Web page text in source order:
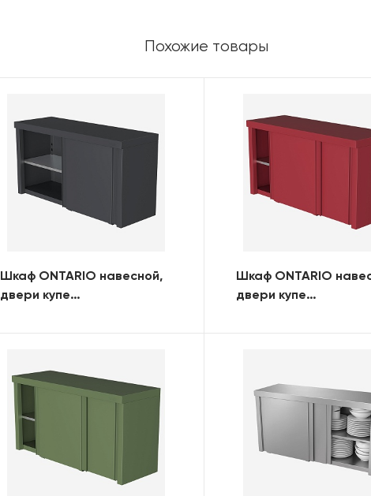
Похожие товары
Шкаф ONTARIO навесной,
двери купе
Шкаф ONTARIO
двери купе